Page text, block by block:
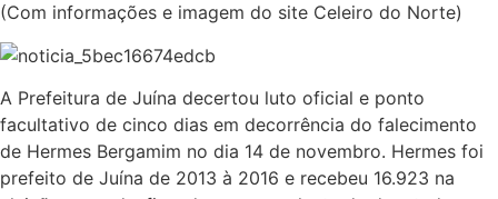
(Com informações e imagem do site Celeiro do Norte)
A Prefeitura de Juína decertou luto oficial e ponto
facultativo de cinco dias em decorrência do falecimento
de Hermes Bergamim no dia 14 de novembro. Hermes foi
prefeito de Juína de 2013 à 2016 e recebeu 16.923 na